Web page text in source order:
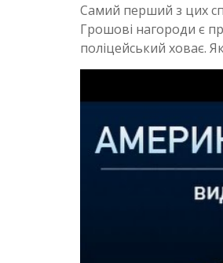
Самий перший з цих
Грошові нагороди є
поліцейський ховає.